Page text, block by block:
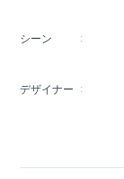
シーン
デザイナー